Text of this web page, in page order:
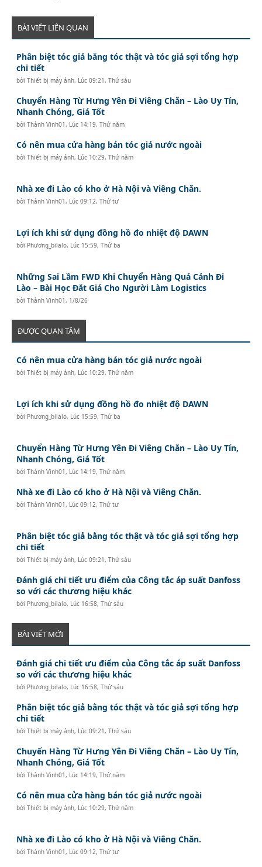
BÀI VIẾT LIÊN QUAN
Phân biệt tóc giả bằng tóc thật và tóc giả sợi tổng hợp
chi tiết
bởiThiết bị máy ảnh, Lúc 09:21, Thứ sáu
Chuyển Hàng Từ Hưng Yên Đi Viêng Chăn – Lào Uy Tín,
Nhanh Chóng, Giá Tốt
bởiThành Vinh01 , Lúc 14:19, Thứ năm
Có nên mua cửa hàng bán tóc giả nước ngoài
bởiThiết bị máy ảnh, Lúc 10:29, Thứ năm
Nhà xe đi Lào có kho ở Hà Nội và Viêng Chăn.
bởiThành Vinh01 , Lúc 09:12, Thứ tư
Lợi ích khi sử dụng đồng hồ đo nhiệt độ DAWN
bởi Phương_bilalo, Lúc 15:59, Thứ ba
Những Sai Lầm FWD Khi Chuyển Hàng Quá Cảnh Đi
Lào – Bài Học Đắt Giá Cho Người Làm Logistics
bởiThành Vinh01 , 1/8/26
ĐƯỢC QUAN TÂM
Có nên mua cửa hàng bán tóc giả nước ngoài
bởiThiết bị máy ảnh, Lúc 10:29, Thứ năm
Lợi ích khi sử dụng đồng hồ đo nhiệt độ DAWN
bởi Phương_bilalo, Lúc 15:59, Thứ ba
Chuyển Hàng Từ Hưng Yên Đi Viêng Chăn – Lào Uy Tín,
Nhanh Chóng, Giá Tốt
bởiThành Vinh01 , Lúc 14:19, Thứ năm
Nhà xe đi Lào có kho ở Hà Nội và Viêng Chăn.
bởiThành Vinh01 , Lúc 09:12, Thứ tư
Phân biệt tóc giả bằng tóc thật và tóc giả sợi tổng hợp
chi tiết
bởiThiết bị máy ảnh, Lúc 09:21, Thứ sáu
Đánh giá chi tiết ưu điểm của Công tắc áp suất Danfoss
so với các thương hiệu khác
bởi Phương_bilalo, Lúc 16:58, Thứ sáu
BÀI VIẾT MỚI
Đánh giá chi tiết ưu điểm của Công tắc áp suất Danfoss
so với các thương hiệu khác
bởi Phương_bilalo, Lúc 16:58, Thứ sáu
Phân biệt tóc giả bằng tóc thật và tóc giả sợi tổng hợp
chi tiết
bởiThiết bị máy ảnh, Lúc 09:21, Thứ sáu
Chuyển Hàng Từ Hưng Yên Đi Viêng Chăn – Lào Uy Tín,
Nhanh Chóng, Giá Tốt
bởiThành Vinh01 , Lúc 14:19, Thứ năm
Có nên mua cửa hàng bán tóc giả nước ngoài
bởiThiết bị máy ảnh, Lúc 10:29, Thứ năm
Nhà xe đi Lào có kho ở Hà Nội và Viêng Chăn.
bởiThành Vinh01 , Lúc 09:12, Thứ tư